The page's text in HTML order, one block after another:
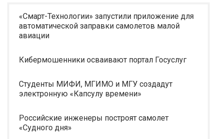
«Смарт-Технологии» запустили приложение для
автоматической заправки самолетов малой
авиации
Кибермошенники осваивают портал Госуслуг
Студенты МИФИ, МГИМО и МГУ создадут
электронную «Капсулу времени»
Российские инженеры построят самолет
«Судного дня»